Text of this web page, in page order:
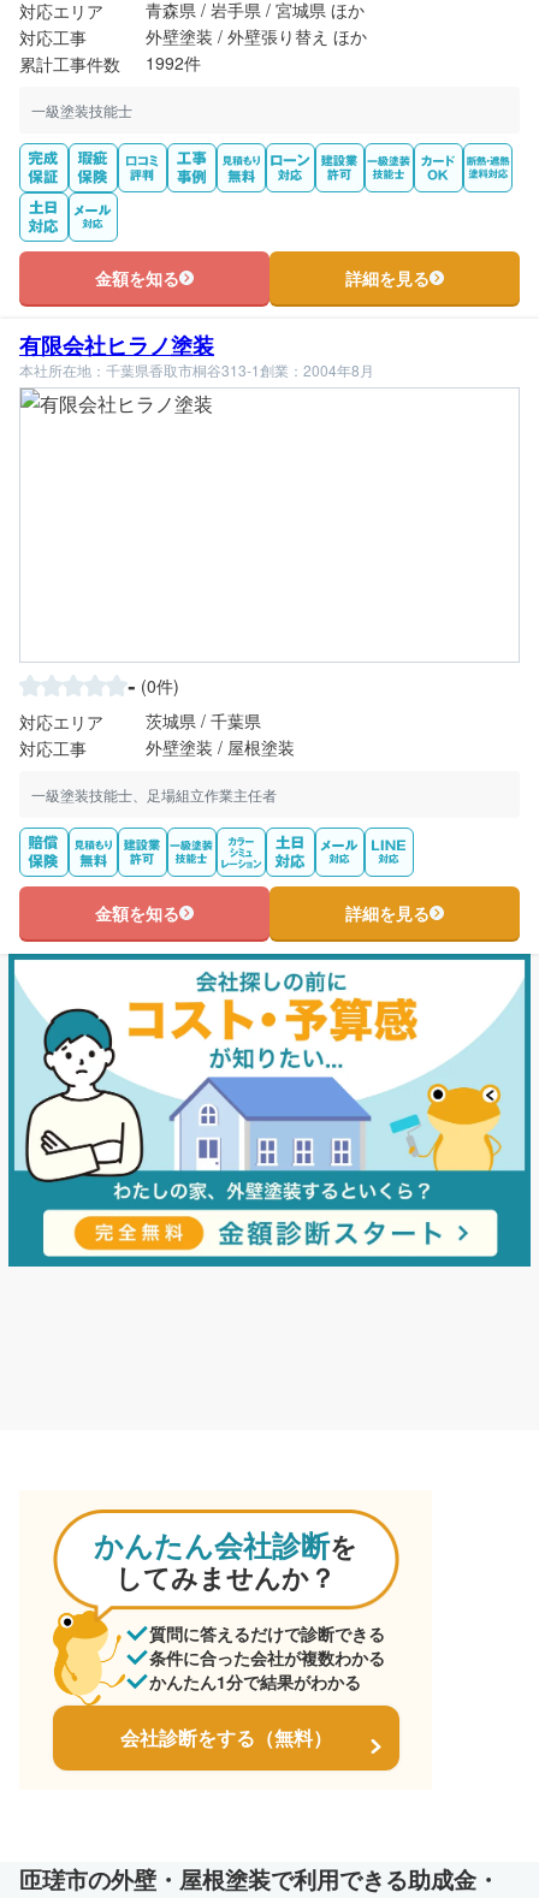
対応エリア
青森県 / 岩手県 / 宮城県 ほか
対応工事
外壁塗装 / 外壁張り替え ほか
累計工事件数
1992件
一級塗装技能士
金額を知る 詳細を見る
有限会社ヒラノ塗装
本社所在地：千葉県香取市桐谷313-1創業：2004年8月
- (0件)
対応エリア
茨城県 / 千葉県
対応工事
外壁塗装 / 屋根塗装
一級塗装技能士、足場組立作業主任者
金額を知る 詳細を見る
かんたん会社診断を
してみませんか？
質問に答えるだけで診断できる
条件に合った会社が複数わかる
かんたん1分で結果がわかる
会社診断をする（無料）
匝瑳市の外壁・屋根塗装で利用できる助成金・